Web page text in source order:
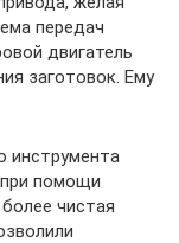
передач
двигатель
заготовок. Ему
инструмента
помощи
чистая